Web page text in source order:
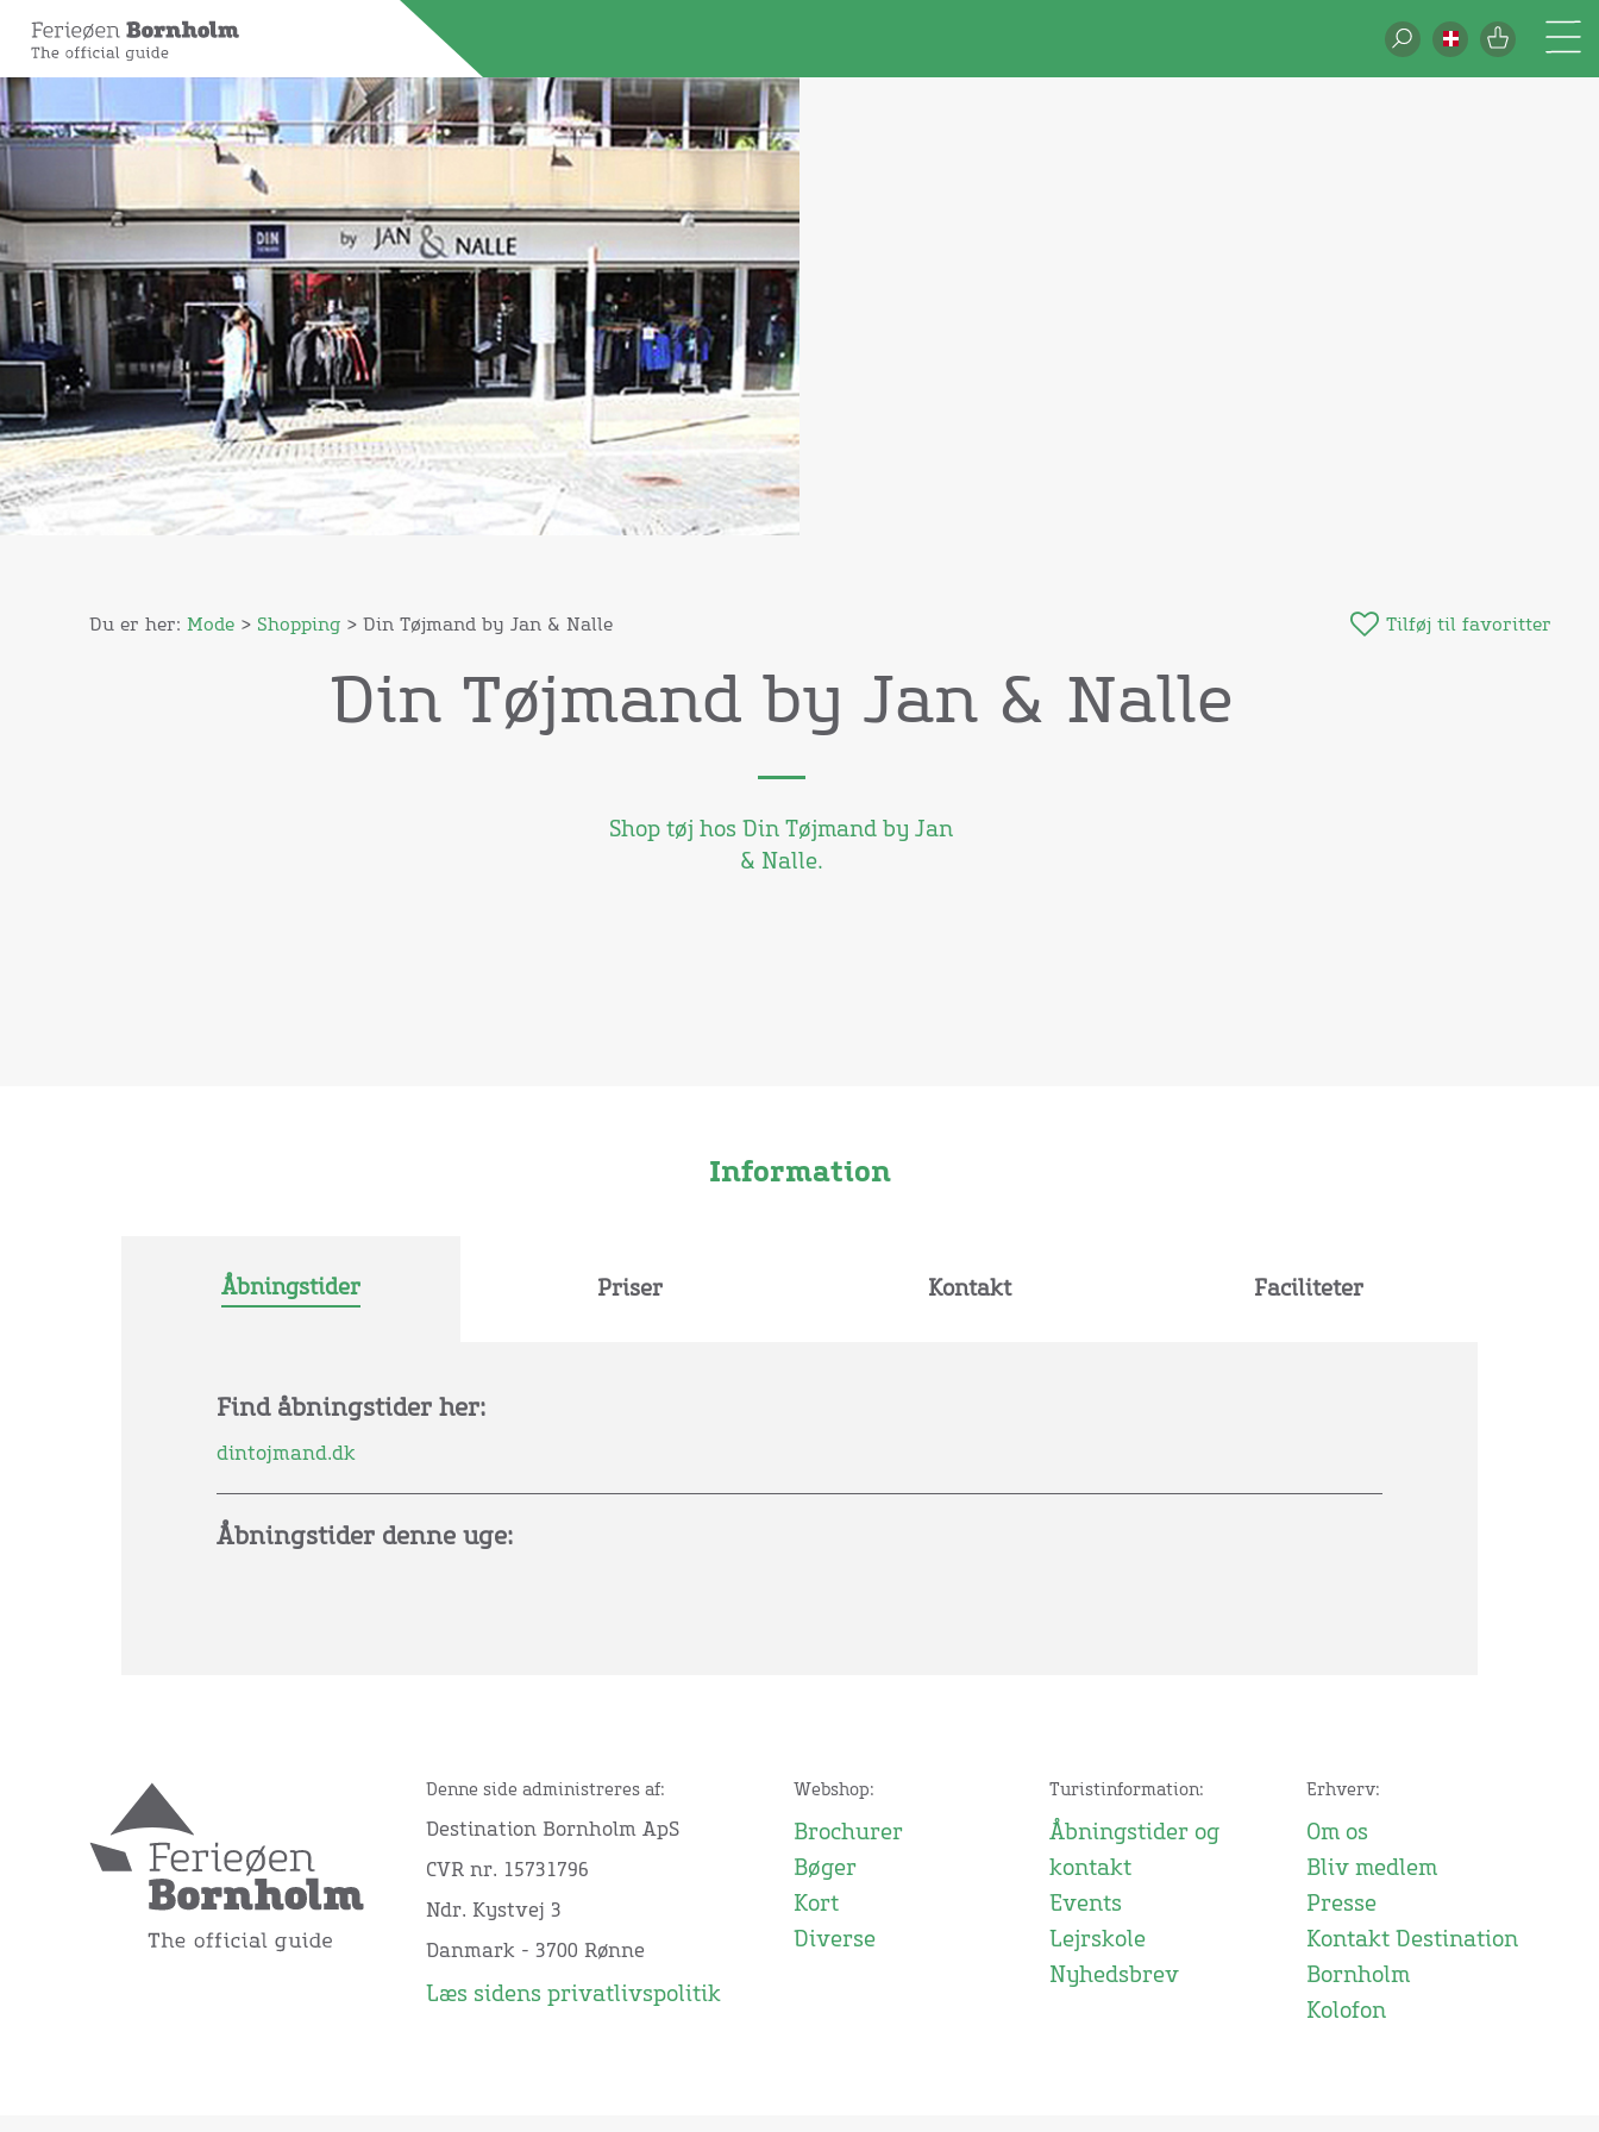
Du er her: Mode > Shopping > Din Tøjmand by Jan & Nalle Tilføj til favoritter
Din Tøjmand by Jan & Nalle
Shop tøj hos Din Tøjmand by Jan
& Nalle.
Information
Åbningstider Priser Kontakt Faciliteter
Find åbningstider her:
dintojmand.dk
Åbningstider denne uge:
Denne side administreres af:
Destination Bornholm ApS
CVR nr. 15731796
Ndr. Kystvej 3
Danmark - 3700 Rønne
Læs sidens privatlivspolitik
Webshop:
Brochurer
Bøger
Kort
Diverse
Turistinformation:
Åbningstider og
kontakt
Events
Lejrskole
Nyhedsbrev
Erhverv:
Om os
Bliv medlem
Presse
Kontakt Destination
Bornholm
Kolofon